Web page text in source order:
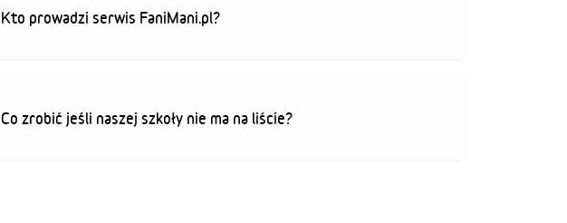
Kto prowadzi serwis FaniMani.pl?
Co zrobić jeśli naszej szkoły nie ma na liście?